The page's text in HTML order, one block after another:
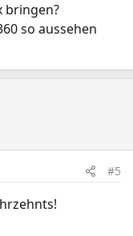
bringen?
so aussehen
#5